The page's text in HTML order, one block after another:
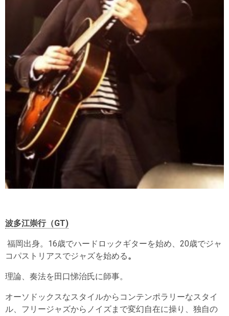
波多江崇行（GT)
福岡出身。16歳でハードロックギターを始め、20歳でジャ
コパストリアスでジャズを始める。
理論、奏法を田口悌治氏に師事。
オーソドックスなスタイルからコンテンポラリーなスタイ
ル、フリージャズからノイズまで変幻自在に操り、独自の